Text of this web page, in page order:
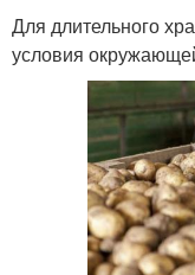
Для длительного
условия